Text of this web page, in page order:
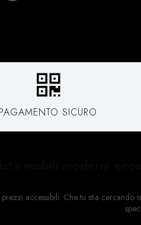
PAGAMENTO SICURO
accessibili. Che tu stia